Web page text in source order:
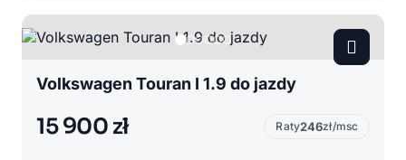
Volkswagen Touran I 1.9 do jazdy
15 900 zł Raty246zł/msc